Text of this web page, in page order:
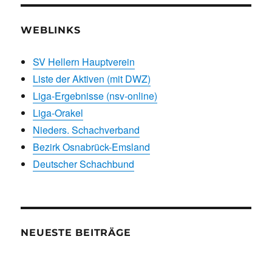
WEBLINKS
SV Hellern Hauptverein
Liste der Aktiven (mit DWZ)
Liga-Ergebnisse (nsv-online)
Liga-Orakel
Nieders. Schachverband
Bezirk Osnabrück-Emsland
Deutscher Schachbund
NEUESTE BEITRÄGE